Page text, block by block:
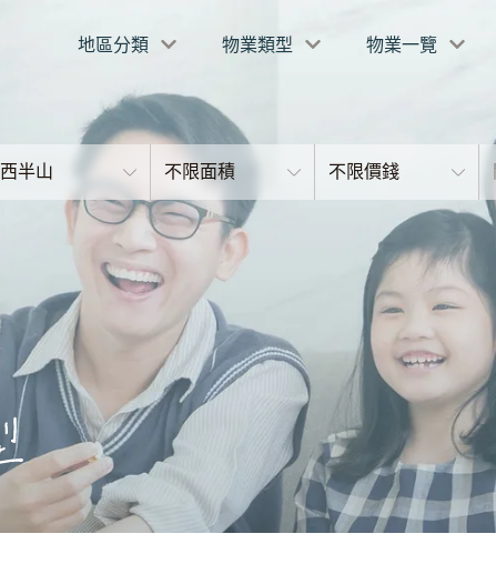
地區分類 物業類型 物業一覽
西半山 不限面積 不限價錢